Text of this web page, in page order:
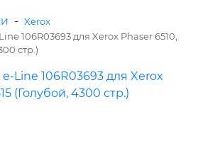
- Xerox
106R03693 для Xerox Phaser 6510,
стр.)